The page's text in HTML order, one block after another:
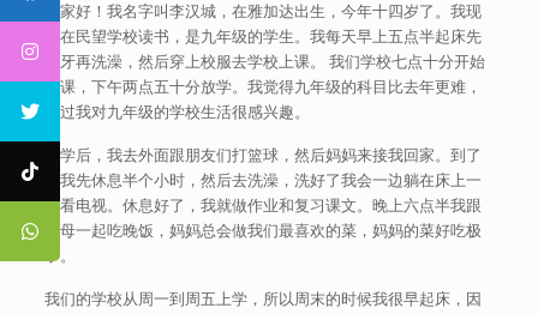
大家好！我名字叫李汉城，在雅加达出生，今年十四岁了。我现
在在民望学校读书，是九年级的学生。我每天早上五点半起床先
刷牙再洗澡，然后穿上校服去学校上课。 我们学校七点十分开始
上课，下午两点五十分放学。我觉得九年级的科目比去年更难，
不过我对九年级的学校生活很感兴趣。
放学后，我去外面跟朋友们打篮球，然后妈妈来接我回家。到了
家我先休息半个小时，然后去洗澡，洗好了我会一边躺在床上一
边看电视。休息好了，我就做作业和复习课文。晚上六点半我跟
父母一起吃晚饭，妈妈总会做我们最喜欢的菜，妈妈的菜好吃极
了。
我们的学校从周一到周五上学，所以周末的时候我很早起床，因